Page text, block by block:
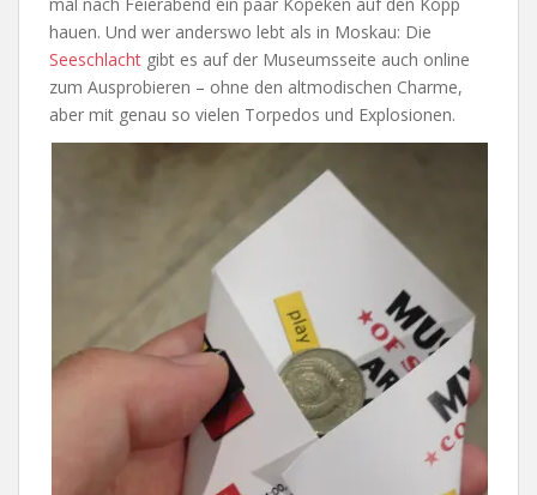
hauen. Und wer anderswo lebt als in Moskau: Die
Seeschlacht gibt es auf der Museumsseite auch online
zum Ausprobieren – ohne den altmodischen Charme,
aber mit genau so vielen Torpedos und Explosionen.